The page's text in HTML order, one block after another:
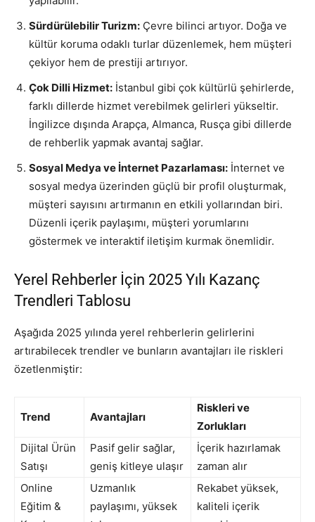
Sürdürülebilir Turizm: Çevre bilinci artıyor. Doğa ve
kültür koruma odaklı turlar düzenlemek, hem müşteri
çekiyor hem de prestiji artırıyor.
Çok Dilli Hizmet: İstanbul gibi çok kültürlü şehirlerde,
farklı dillerde hizmet verebilmek gelirleri yükseltir.
İngilizce dışında Arapça, Almanca, Rusça gibi dillerde
de rehberlik yapmak avantaj sağlar.
Sosyal Medya ve İnternet Pazarlaması: İnternet ve
sosyal medya üzerinden güçlü bir profil oluşturmak,
müşteri sayısını artırmanın en etkili yollarından biri.
Düzenli içerik paylaşımı, müşteri yorumlarını
göstermek ve interaktif iletişim kurmak önemlidir.
Yerel Rehberler İçin 2025 Yılı Kazanç
Trendleri Tablosu
Aşağıda 2025 yılında yerel rehberlerin gelirlerini
artırabilecek trendler ve bunların avantajları ile riskleri
özetlenmiştir:
Trend Avantajları
Riskleri ve
Zorlukları
Dijital Ürün
Satışı
Pasif gelir sağlar,
geniş kitleye ulaşır
İçerik hazırlamak
zaman alır
Online
Eğitim &
Uzmanlık
paylaşımı, yüksek
Rekabet yüksek,
kaliteli içerik